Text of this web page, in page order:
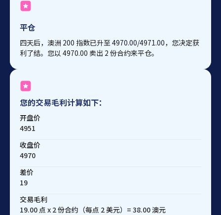
您的交易毛利计算如下：
开盘价
4951
收盘价
4970
差价
19
交易毛利
19.00 点 x 2 份合约（每点 2 美元）= 38.00 澳元
平仓
四天后，澳洲 200 指数已升至 4970.00/4971.00，您决定获
利了结。您以 4970.00 卖出 2 份合约来平仓。